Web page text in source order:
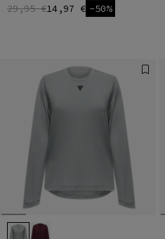
29,95 €14,97 € -50%